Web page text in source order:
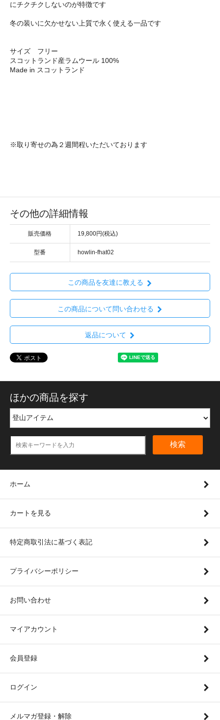
にチクチクしないのが特徴です
冬の装いに欠かせない上質で永く使える一品です
サイズ フリー
スコットランド産ラムウール 100%
Made in スコットランド
※取り寄せの為２週間程いただいております
その他の詳細情報
販売価格 19,800円(税込)
型番 howlin-fhat02
この商品を友達に教える
この商品について問い合わせる
返品について
ほかの商品を探す
検索
ホーム
カートを見る
特定商取引法に基づく表記
プライバシーポリシー
お問い合わせ
マイアカウント
会員登録
ログイン
メルマガ登録・解除